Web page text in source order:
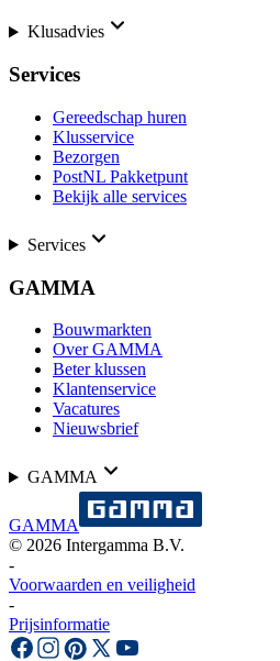
Klusadvies
Services
Gereedschap huren
Klusservice
Bezorgen
PostNL Pakketpunt
Bekijk alle services
Services
GAMMA
Bouwmarkten
Over GAMMA
Beter klussen
Klantenservice
Vacatures
Nieuwsbrief
GAMMA
GAMMA
© 2026 Intergamma B.V.
-
Voorwaarden en veiligheid
-
Prijsinformatie